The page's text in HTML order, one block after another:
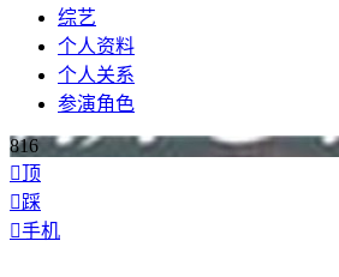
综艺
个人资料
个人关系
参演角色
816
顶
踩
手机